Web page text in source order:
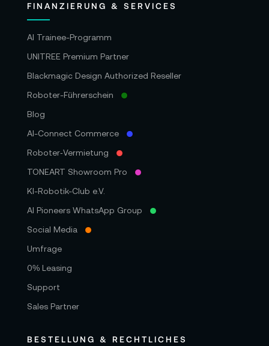
FINANZIERUNG & SERVICES
AI Trainee-Programm
UNITREE Premium Partner
Blackmagic Design Authorized Reseller
Roboter-Führerschein
Blog
AI-Connect Commerce
Roboter‑Vermietung
TONEART Showroom Pro
KI-Robotik-Club e.V.
AI Pioneers WhatsApp Group
Social Media
Umfrage
0% Leasing
Support
Sales Partner
BESTELLUNG & RECHTLICHES